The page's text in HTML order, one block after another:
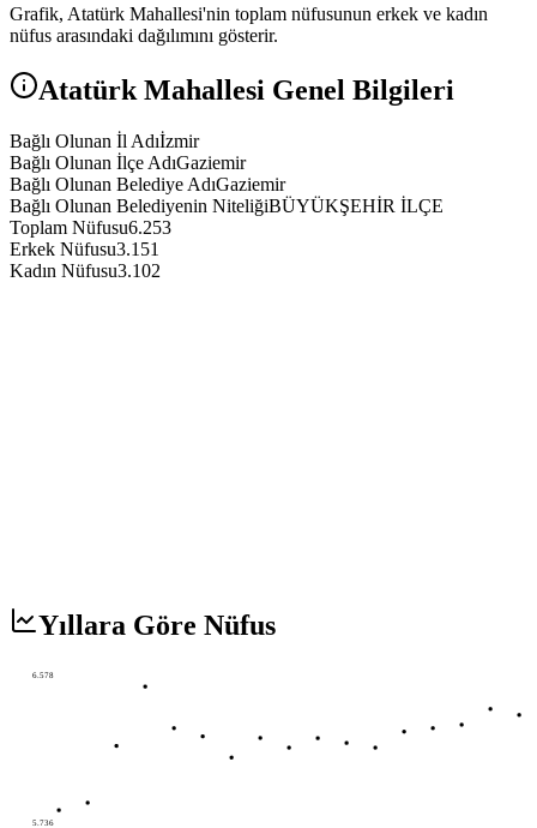
Grafik, Atatürk Mahallesi'nin toplam nüfusunun erkek ve kadın
nüfus arasındaki dağılımını gösterir.
Atatürk Mahallesi Genel Bilgileri
Bağlı Olunan İl Adıİzmir
Bağlı Olunan İlçe AdıGaziemir
Bağlı Olunan Belediye AdıGaziemir
Bağlı Olunan Belediyenin NiteliğiBÜYÜKŞEHİR İLÇE
Toplam Nüfusu6.253
Erkek Nüfusu3.151
Kadın Nüfusu3.102
Yıllara Göre Nüfus
6.578
5.736